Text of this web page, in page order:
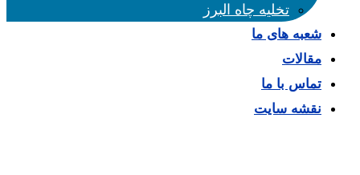
تخلیه چاه البرز
شعبه های ما
مقالات
تماس با ما
نقشه سایت